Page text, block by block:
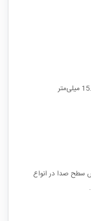
سطح صدا در انواع